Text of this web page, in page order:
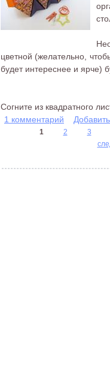
цветной (желательно,
будет интереснее и ярче)
Согните из квадратного
1 комментарий
1 2
3